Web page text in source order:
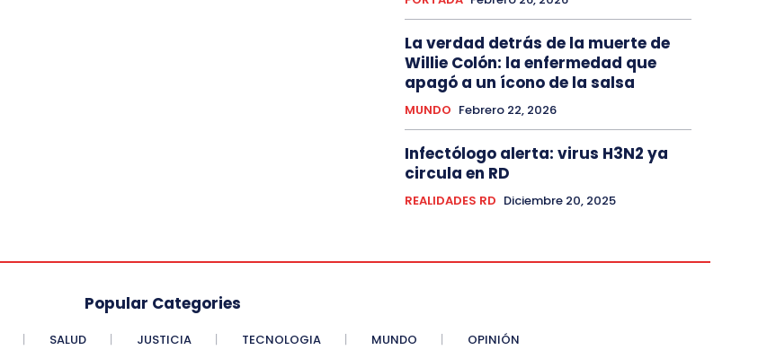
La verdad detrás de la muerte de
Willie Colón: la enfermedad que
apagó a un ícono de la salsa
MUNDO Febrero 22, 2026
Infectólogo alerta: virus H3N2 ya
circula en RD
REALIDADES RD Diciembre 20, 2025
Popular Categories
SALUD JUSTICIA TECNOLOGIA MUNDO OPINIÓN